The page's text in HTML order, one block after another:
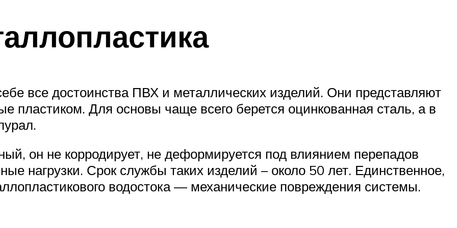
все достоинства ПВХ и металлических изделий. Они представляют
пластиком. Для основы чаще всего берется оцинкованная сталь, а в
он не корродирует, не деформируется под влиянием перепадов
нагрузки. Срок службы таких изделий – около 50 лет. Единственное,
водостока — механические повреждения системы.